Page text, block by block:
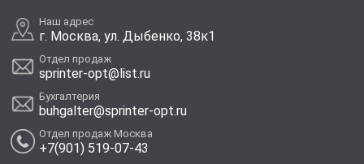
Наш адрес
г. Москва, ул. Дыбенко, 38к1
Отдел продаж
sprinter-opt@list.ru
Бухгалтерия
buhgalter@sprinter-opt.ru
Отдел продаж Москва
+7(901) 519-07-43